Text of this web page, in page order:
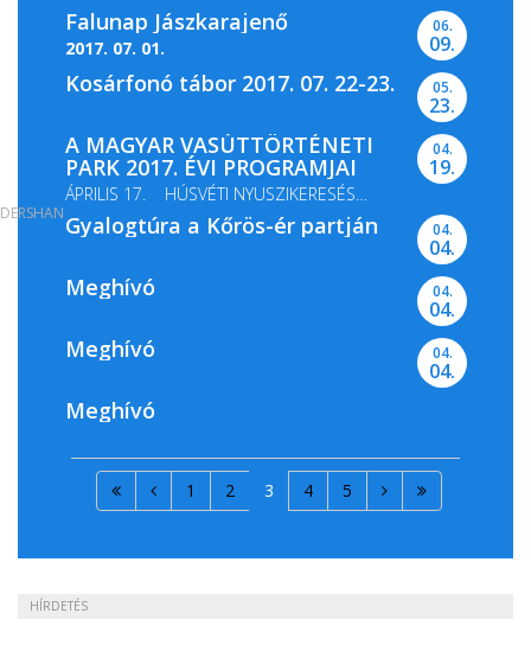
Falunap Jászkarajenő
2017. 07. 01.
06.
09.
Kosárfonó tábor 2017. 07. 22-23. 05.
23.
A MAGYAR VASÚTTÖRTÉNETI
PARK 2017. ÉVI PROGRAMJAI
ÁPRILIS 17. HÚSVÉTI NYUSZIKERESÉS
MÁJUS 13-14. GŐZMOZDONY...
04.
19.
Gyalogtúra a Kőrös-ér partján 04.
04.
Meghívó 04.
04.
Meghívó 04.
04.
Meghívó
1 2 3 4 5
HÍRDETÉS
DERSHAN